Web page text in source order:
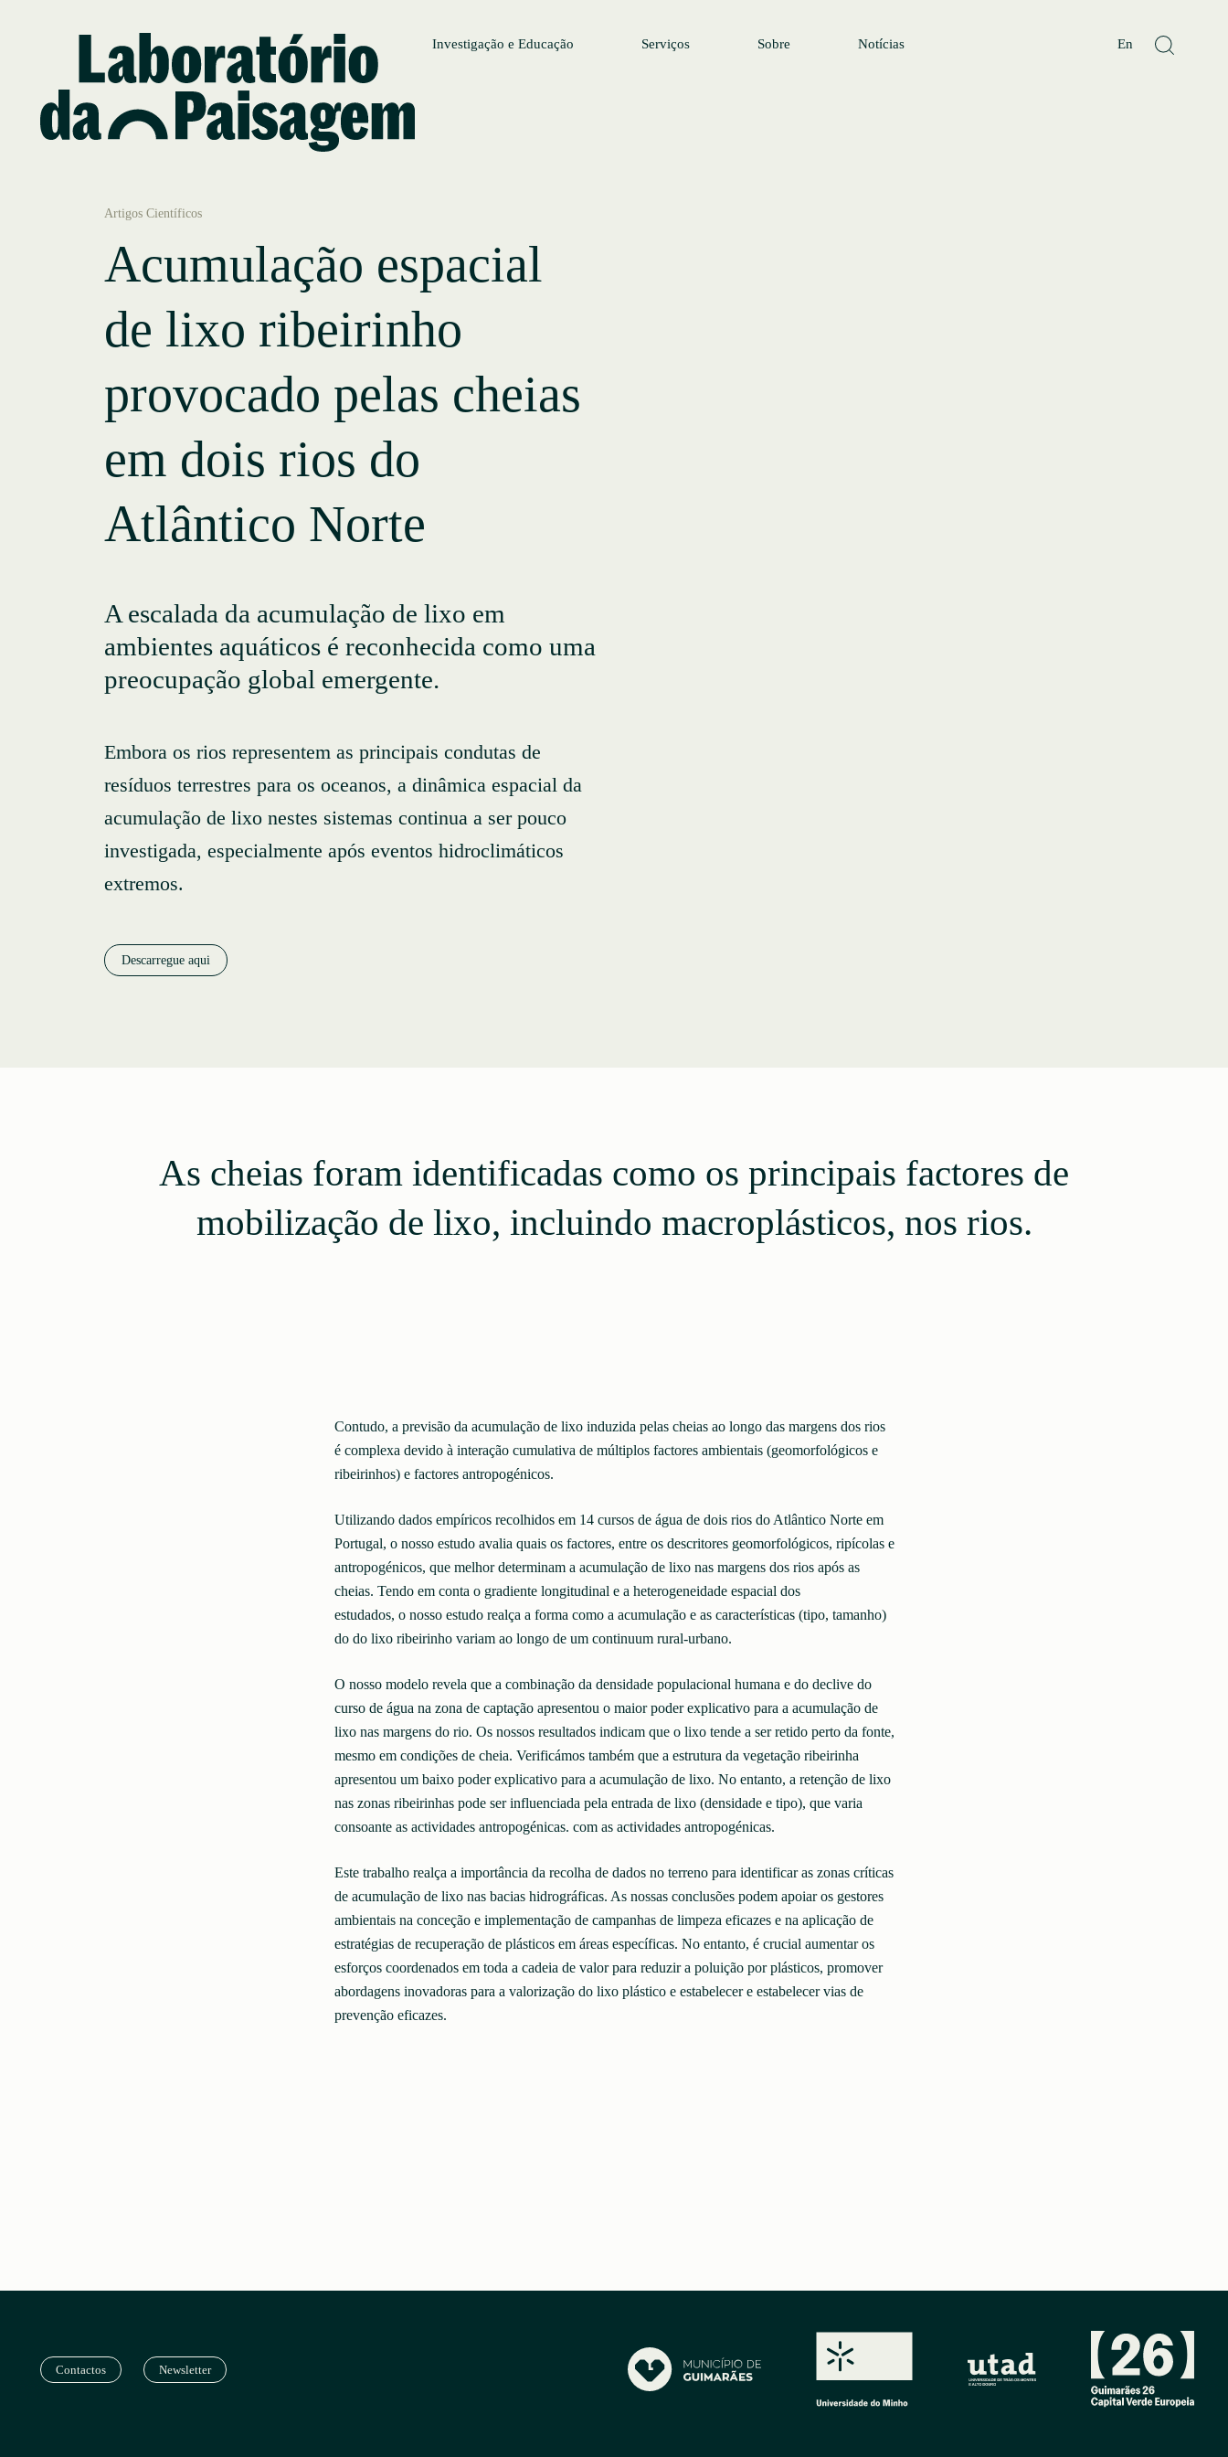
Investigação e Educação Serviços Sobre Notícias En
Artigos Científicos
Acumulação espacial
de lixo ribeirinho
provocado pelas cheias
em dois rios do
Atlântico Norte
A escalada da acumulação de lixo em
ambientes aquáticos é reconhecida como uma
preocupação global emergente.
Embora os rios representem as principais condutas de
resíduos terrestres para os oceanos, a dinâmica espacial da
acumulação de lixo nestes sistemas continua a ser pouco
investigada, especialmente após eventos hidroclimáticos
extremos.
Descarregue aqui
As cheias foram identificadas como os principais factores de
mobilização de lixo, incluindo macroplásticos, nos rios.
Contudo, a previsão da acumulação de lixo induzida pelas cheias ao longo das margens dos rios
é complexa devido à interação cumulativa de múltiplos factores ambientais (geomorfológicos e
ribeirinhos) e factores antropogénicos.
Utilizando dados empíricos recolhidos em 14 cursos de água de dois rios do Atlântico Norte em
Portugal, o nosso estudo avalia quais os factores, entre os descritores geomorfológicos, ripícolas e
antropogénicos, que melhor determinam a acumulação de lixo nas margens dos rios após as
cheias. Tendo em conta o gradiente longitudinal e a heterogeneidade espacial dos
estudados, o nosso estudo realça a forma como a acumulação e as características (tipo, tamanho)
do do lixo ribeirinho variam ao longo de um continuum rural-urbano.
O nosso modelo revela que a combinação da densidade populacional humana e do declive do
curso de água na zona de captação apresentou o maior poder explicativo para a acumulação de
lixo nas margens do rio. Os nossos resultados indicam que o lixo tende a ser retido perto da fonte,
mesmo em condições de cheia. Verificámos também que a estrutura da vegetação ribeirinha
apresentou um baixo poder explicativo para a acumulação de lixo. No entanto, a retenção de lixo
nas zonas ribeirinhas pode ser influenciada pela entrada de lixo (densidade e tipo), que varia
consoante as actividades antropogénicas. com as actividades antropogénicas.
Este trabalho realça a importância da recolha de dados no terreno para identificar as zonas críticas
de acumulação de lixo nas bacias hidrográficas. As nossas conclusões podem apoiar os gestores
ambientais na conceção e implementação de campanhas de limpeza eficazes e na aplicação de
estratégias de recuperação de plásticos em áreas específicas. No entanto, é crucial aumentar os
esforços coordenados em toda a cadeia de valor para reduzir a poluição por plásticos, promover
abordagens inovadoras para a valorização do lixo plástico e estabelecer e estabelecer vias de
prevenção eficazes.
Contactos Newsletter